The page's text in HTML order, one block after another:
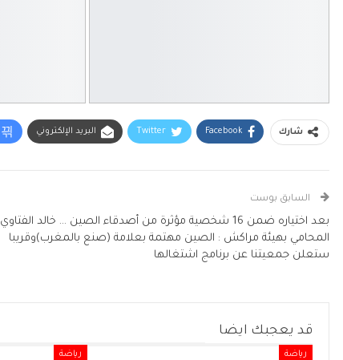
شارك Facebook
Twitter البريد الإلكتروني
السابق بوست
بعد اختياره ضمن 16 شخصية مؤثرة من أصدقاء الصين … خالد الفتاوي
المحامي بهيئة مراكش : الصين مهتمة بعلامة (صنع بالمغرب)وقريبا
ستعلن جمعيتنا عن برنامج اشتغالها
قد يعجبك ايضا
رياضة رياضة